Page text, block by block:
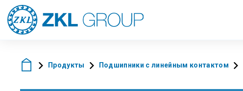
Продукты Подшипники с линейным контактом